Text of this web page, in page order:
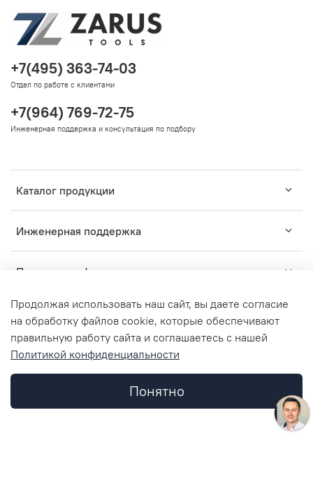
Каталог продукции
Инженерная поддержка
Помощь и информация
+7(495) 363-74-03
Отдел по работе с клиентами
+7(964) 769-72-75
Инженерная поддержка и консультация по подбору
2015-2024ZARUS TM- комплексные решения для
ООО "ЗАРУС Инжиниринг", ОГРН 1157746836312, ИНН
7734362952, КПП 773401001
Профиль
Продолжая использовать наш сайт, вы даете согласие
на обработку файлов cookie, которые обеспечивают
правильную работу сайта и соглашаетесь с нашей
Политикой конфиденциальности
Понятно